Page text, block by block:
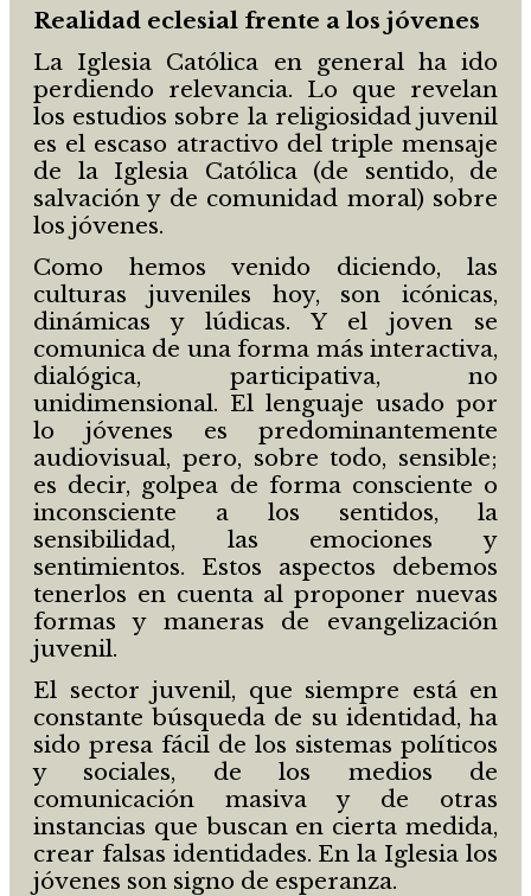
Realidad eclesial frente a los jóvenes
La Iglesia Católica en general ha ido
perdiendo relevancia. Lo que revelan
los estudios sobre la religiosidad juvenil
es el escaso atractivo del triple mensaje
de la Iglesia Católica (de sentido, de
salvación y de comunidad moral) sobre
los jóvenes.
Como hemos venido diciendo, las
culturas juveniles hoy, son icónicas,
dinámicas y lúdicas. Y el joven se
comunica de una forma más interactiva,
dialógica, participativa, no
unidimensional. El lenguaje usado por
lo jóvenes es predominantemente
audiovisual, pero, sobre todo, sensible;
es decir, golpea de forma consciente o
inconsciente a los sentidos, la
sensibilidad, las emociones y
sentimientos. Estos aspectos debemos
tenerlos en cuenta al proponer nuevas
formas y maneras de evangelización
juvenil.
El sector juvenil, que siempre está en
constante búsqueda de su identidad, ha
sido presa fácil de los sistemas políticos
y sociales, de los medios de
comunicación masiva y de otras
instancias que buscan en cierta medida,
crear falsas identidades. En la Iglesia los
jóvenes son signo de esperanza.